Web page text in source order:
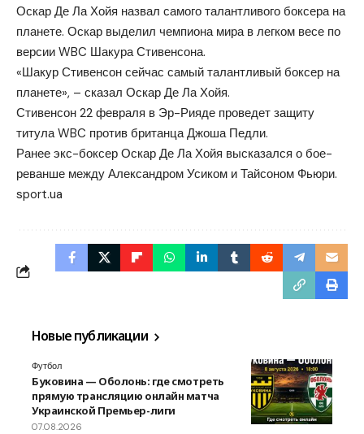
Оскар Де Ла Хойя назвал самого талантливого боксера на
планете. Оскар выделил чемпиона мира в легком весе по
версии WBC Шакура Стивенсона.
«Шакур Стивенсон сейчас самый талантливый боксер на
планете», – сказал Оскар Де Ла Хойя.
Стивенсон 22 февраля в Эр-Рияде проведет защиту
титула WBC против британца Джоша Педли.
Ранее экс-боксер Оскар Де Ла Хойя высказался о бое-
реванше между Александром Усиком и Тайсоном Фьюри.
sport.ua
Новые публикации
Футбол
Буковина — Оболонь: где смотреть
прямую трансляцию онлайн матча
Украинской Премьер-лиги
07.08.2026